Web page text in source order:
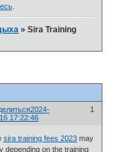
.
»Sira Training
1
2024-
17:22:46
sira training fees 2023 may
depending on the training